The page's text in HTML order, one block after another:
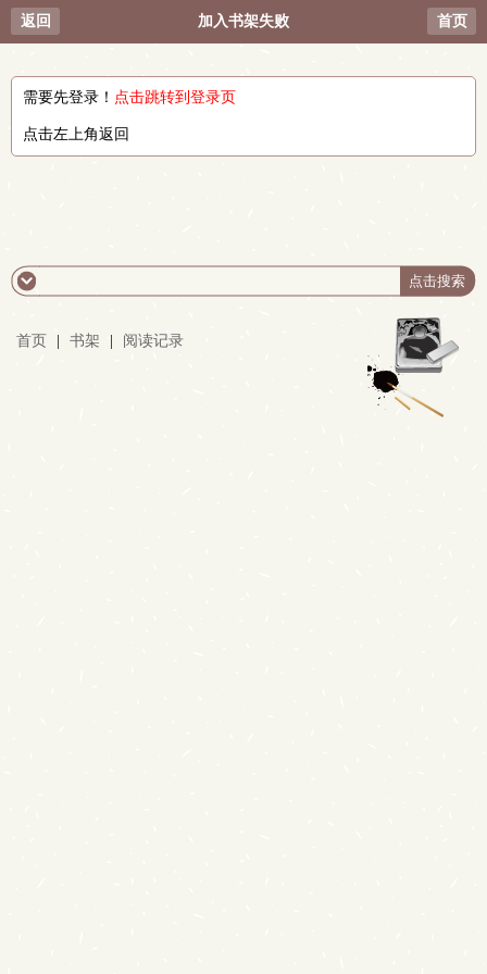
返回 加入书架失败 首页
需要先登录！ 点击跳转到登录页
点击左上角返回
首页 书架 阅读记录